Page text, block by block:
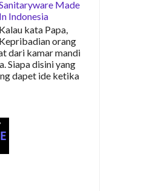
Made
In Indonesia
Kalau kata Papa,
Kepribadian orang
dari kamar mandi
Siapa disini yang
dapet ide ketika